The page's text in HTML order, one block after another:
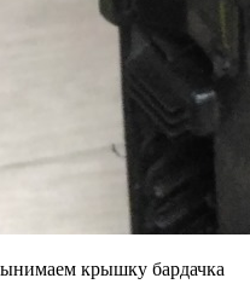
крышку бардачка